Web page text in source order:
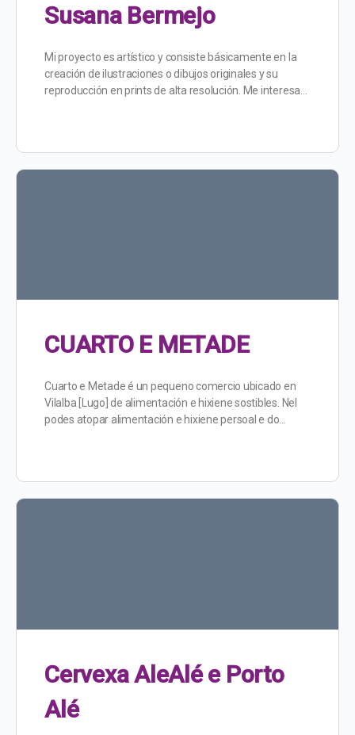
Susana Bermejo
Mi proyecto es artístico y consiste básicamente en la
creación de ilustraciones o dibujos originales y su
reproducción en prints de alta resolución. Me interesa…
CUARTO E METADE
Cuarto e Metade é un pequeno comercio ubicado en
Vilalba [Lugo] de alimentación e hixiene sostibles. Nel
podes atopar alimentación e hixiene persoal e do…
Cervexa AleAlé e Porto
Alé